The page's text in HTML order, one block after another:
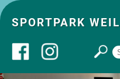
SPORTPARK WEIL